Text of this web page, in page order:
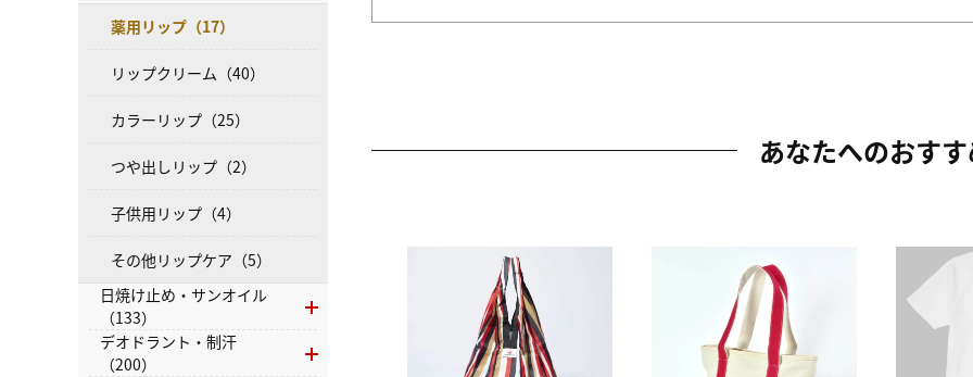
あなたへのおす
薬用リップ（17）
リップクリーム（40）
カラーリップ（25）
つや出しリップ（2）
子供用リップ（4）
その他リップケア（5）
日焼け止め・サンオイル
（133）
デオドラント・制汗
（200）